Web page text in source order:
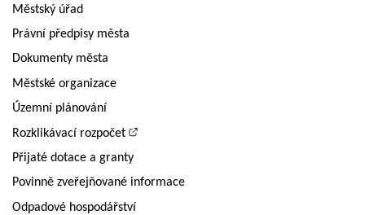
Městský úřad
Právní předpisy města
Dokumenty města
Městské organizace
Územní plánování
Rozklikávací rozpočet
Přijaté dotace a granty
Povinně zveřejňované informace
Odpadové hospodářství